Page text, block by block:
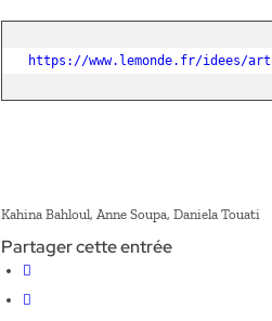
https://www.lemonde.fr/idees/
Kahina Bahloul, Anne Soupa, Daniela Touati
Partager cette entrée